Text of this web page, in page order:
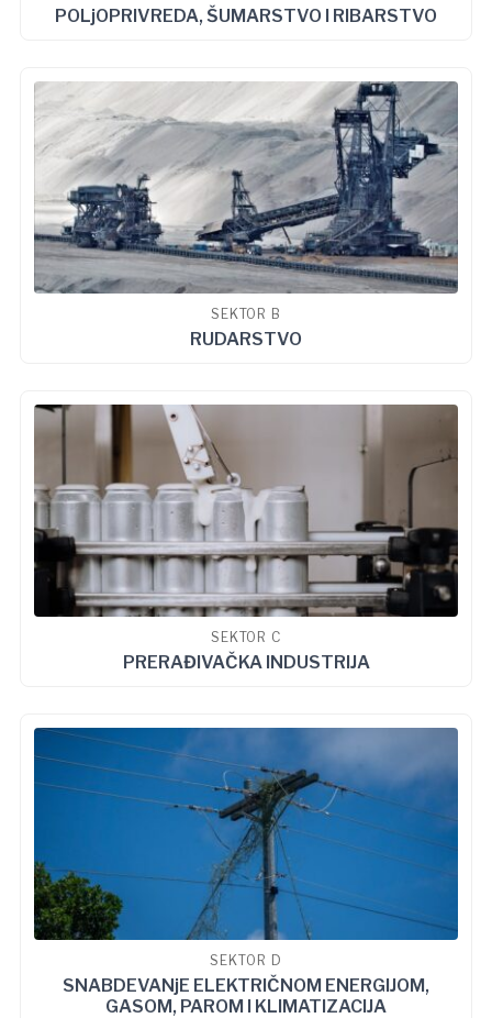
POLjOPRIVREDA, ŠUMARSTVO I RIBARSTVO
SEKTOR B
RUDARSTVO
SEKTOR C
PRERAĐIVAČKA INDUSTRIJA
SEKTOR D
SNABDEVANjE ELEKTRIČNOM ENERGIJOM,
GASOM, PAROM I KLIMATIZACIJA